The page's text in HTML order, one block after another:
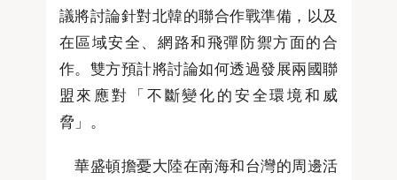
議將討論針對北韓的聯合作戰準備，以及
在區域安全、網路和飛彈防禦方面的合
作。雙方預計將討論如何透過發展兩國聯
盟來應對「不斷變化的安全環境和威
脅」。
華盛頓擔憂大陸在南海和台灣的周邊活